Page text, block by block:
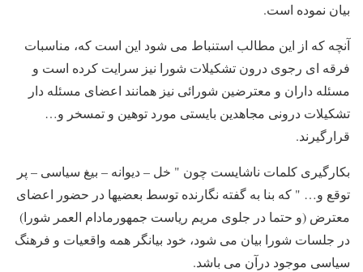
بیان نموده است.
آنچه که از این مطالب استنباط می شود این است که، مناسبات
فرقه ای رجوی درون تشکیلات شورا نیز سرایت کرده است و
مسئله داران و معترضین شورائی نیز همانند اعضای مسئله دار
تشکیلات درونی مجاهدین بایستی مورد توهین و تمسخر و…
قرارگیرند.
بکارگیری کلمات ناشایست چون " خل – دیوانه – بیغ سیاسی – پر
توقع و… " که بنا به گفته نگارنده توسط بعضیها در حضور اعضای
معترض (و حتما در جلوی مریم ریاست جمهورمادام العمر شورا)
در جلسات شورا بیان می شود، خود بیانگر همه واقعیات و فرهنگ
سیاسی موجود درآن می باشد.